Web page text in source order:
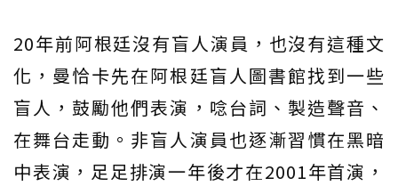
20年前阿根廷沒有盲人演員，也沒有這種文
化，曼恰卡先在阿根廷盲人圖書館找到一些
盲人，鼓勵他們表演，唸台詞、製造聲音、
在舞台走動。非盲人演員也逐漸習慣在黑暗
中表演，足足排演一年後才在2001年首演，